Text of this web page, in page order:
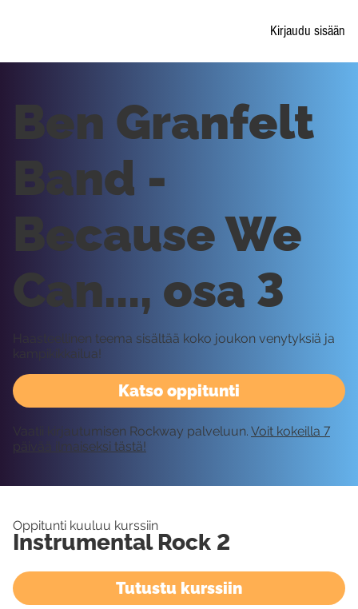
Kirjaudu sisään
Katso oppitunti
Ben Granfelt
Band -
Because We
Can..., osa 3
Haasteellinen teema sisältää koko joukon venytyksiä ja
kampikikkailua!
Vaatii kirjautumisen Rockway palveluun. Voit kokeilla 7
päivää ilmaiseksi tästä!
Oppitunti kuuluu kurssiin
Instrumental Rock 2
Tutustu kurssiin